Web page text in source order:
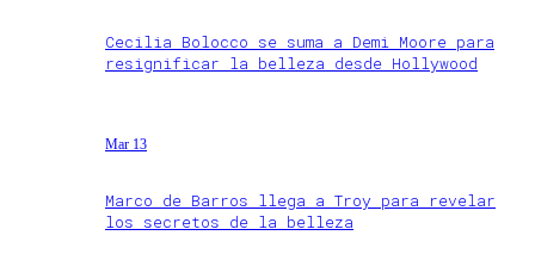
Cecilia Bolocco se suma a Demi Moore para
resignificar la belleza desde Hollywood
Mar 13
Marco de Barros llega a Troy para revelar
los secretos de la belleza